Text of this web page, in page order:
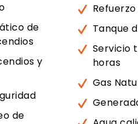
de
y
de
Tanque
Servicio
horas
Gas